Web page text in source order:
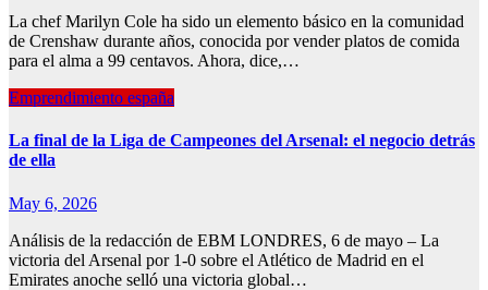
La chef Marilyn Cole ha sido un elemento básico en la comunidad
de Crenshaw durante años, conocida por vender platos de comida
para el alma a 99 centavos. Ahora, dice,…
Emprendimiento españa
La final de la Liga de Campeones del Arsenal: el negocio detrás
de ella
May 6, 2026
Análisis de la redacción de EBM LONDRES, 6 de mayo – La
victoria del Arsenal por 1-0 sobre el Atlético de Madrid en el
Emirates anoche selló una victoria global…